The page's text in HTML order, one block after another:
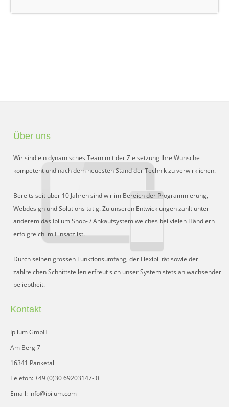
Über uns
Wir sind ein dynamisches Team mit der Zielsetzung Ihre Wünsche
kompetent und nach dem neuesten Stand der Technik zu verwirklichen.
Bereits seit über 10 Jahren sind wir im Bereich der Programmierung,
Webdesign und Solutions tätig. Zu unseren Entwicklungen zählt unter
anderem das Ipilum Shop- / Ankaufsystem welches bei vielen Händlern
erfolgreich im Einsatz ist.
Durch seinen grossen Funktionsumfang, der Flexibilität sowie der
zahlreichen Schnittstellen erfreut sich unser System stets an wachsender
beliebtheit.
Kontakt
Ipilum GmbH
Am Berg 7
16341 Panketal
Telefon: +49 (0)30 69203147- 0
Email: info@ipilum.com